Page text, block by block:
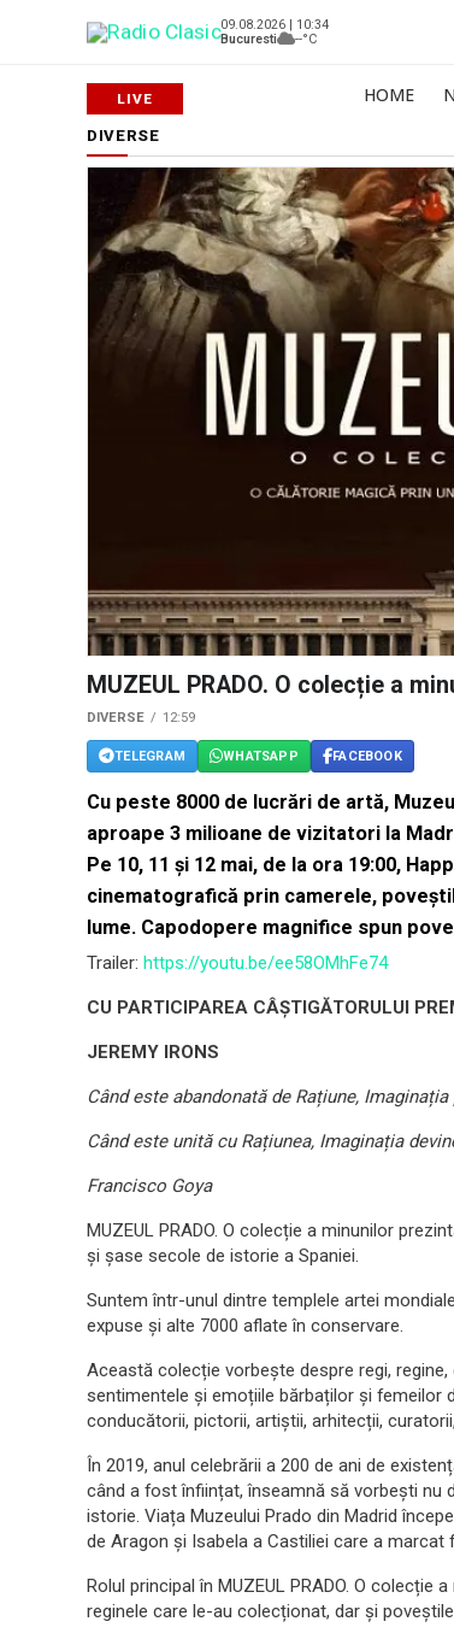
09.08.2026 | 10:34
Bucuresti
--°C
HOME
DIVERSE
MUZEUL PRADO. O colecție a
DIVERSE 12:59
TELEGRAM WHATSAPP FACEBOOK
Cu peste 8000 de lucrări de artă,
aproape 3 milioane de vizitatori la
Pe 10, 11 și 12 mai, de la ora 19:00,
cinematografică prin camerele,
lume. Capodopere magnifice spun
Trailer: https://youtu.be/ee58OMhFe74
CU PARTICIPAREA CÂȘTIGĂTORULUI
JEREMY IRONS
Când este abandonată de Rațiune,
Când este unită cu Rațiunea, Imaginația
Francisco Goya
MUZEUL PRADO. O colecție a minunilor
și șase secole de istorie a Spaniei.
Suntem într-unul dintre templele artei
expuse și alte 7000 aflate în conservare.
Această colecție vorbește despre regi,
sentimentele și emoțiile bărbaților și femeilor
conducătorii, pictorii, artiștii, arhitecții,
În 2019, anul celebrării a 200 de ani de
când a fost înființat, înseamnă să vorbești nu
istorie. Viața Muzeului Prado din Madrid
de Aragon și Isabela a Castiliei care a marcat
Rolul principal în MUZEUL PRADO. O
reginele care le-au colecționat, dar și